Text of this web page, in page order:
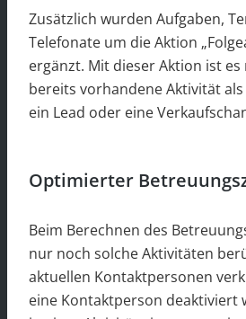
Zusätzlich wurden Aufgaben,
Telefonate um die Aktion
ergänzt. Mit dieser Aktion ist es
bereits vorhandene Aktivität
ein Lead oder eine
Optimierter
Beim Berechnen des
nur noch solche Aktivitäten
aktuellen Kontaktpersonen
eine Kontaktperson deaktiviert